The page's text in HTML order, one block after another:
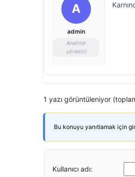
A
admin
Anahtar
yönetici
1 yazı görüntüleniyor
Bu konuyu yanıtlamak için
Kullanıcı adı: